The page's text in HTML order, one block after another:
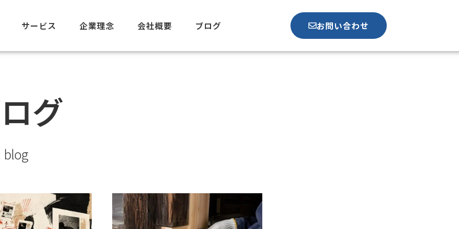
サービス 企業理念 会社概要 ブログ お問い合わせ
グ
blog